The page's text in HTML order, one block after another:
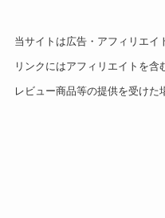
当サイトは広告・アフィリエイ
リンクにはアフィリエイトを含
レビュー商品等の提供を受けた